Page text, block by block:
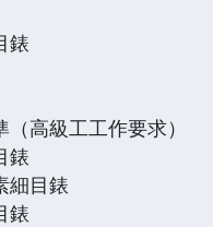
錶
高級工工作要求）
錶
細目錶
錶